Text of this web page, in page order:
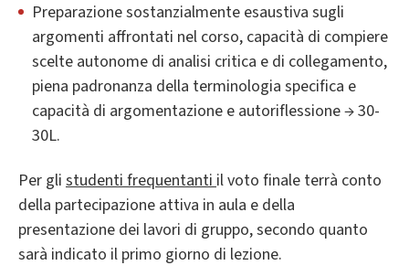
Preparazione sostanzialmente esaustiva sugli
argomenti affrontati nel corso, capacità di compiere
scelte autonome di analisi critica e di collegamento,
piena padronanza della terminologia specifica e
capacità di argomentazione e autoriflessione → 30-
30L.
Per gli studenti frequentantiil voto finale terrà conto
della partecipazione attiva in aula e della
presentazione dei lavori di gruppo, secondo quanto
sarà indicato il primo giorno di lezione.